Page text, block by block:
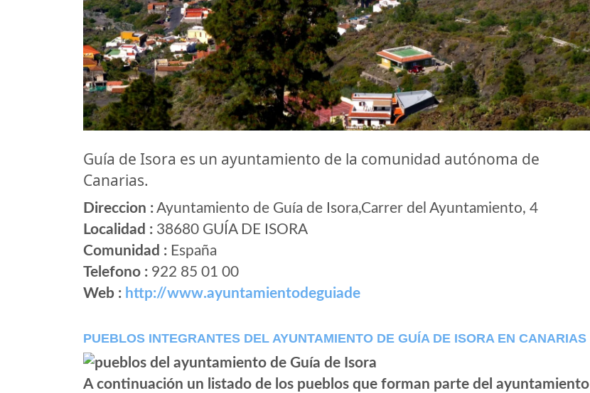
Guía de Isora es un ayuntamiento de la comunidad autónoma de
Canarias.
Direccion :Ayuntamiento de Guía de Isora,Carrer del Ayuntamiento, 4
Localidad : 38680 GUÍA DE ISORA
Comunidad : España
Telefono : 922 85 01 00
Web : http://www.ayuntamientodeguiade
PUEBLOS INTEGRANTES DEL AYUNTAMIENTO DE GUÍA DE ISORA EN CANARIAS
A continuación un listado de los pueblos que forman parte del ayuntamiento